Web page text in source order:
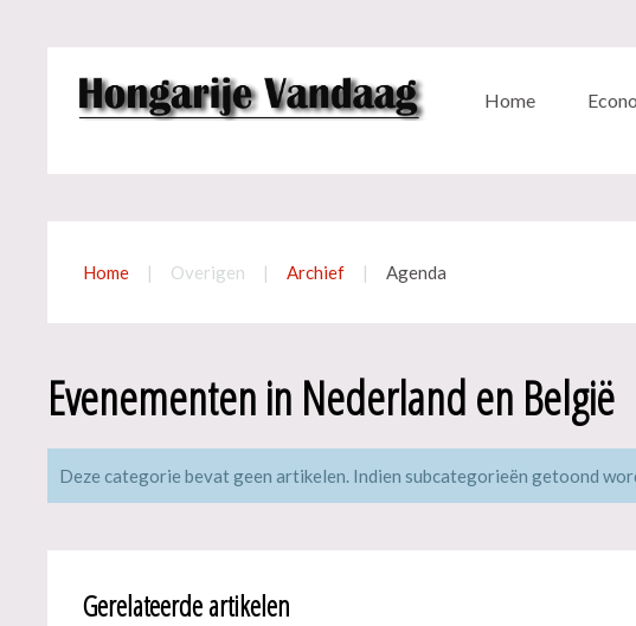
Home
Home Overigen Archief Agenda
Evenementen in Nederland en België
Deze categorie bevat geen artikelen. Indien subcategorieën getoond
Gerelateerde artikelen